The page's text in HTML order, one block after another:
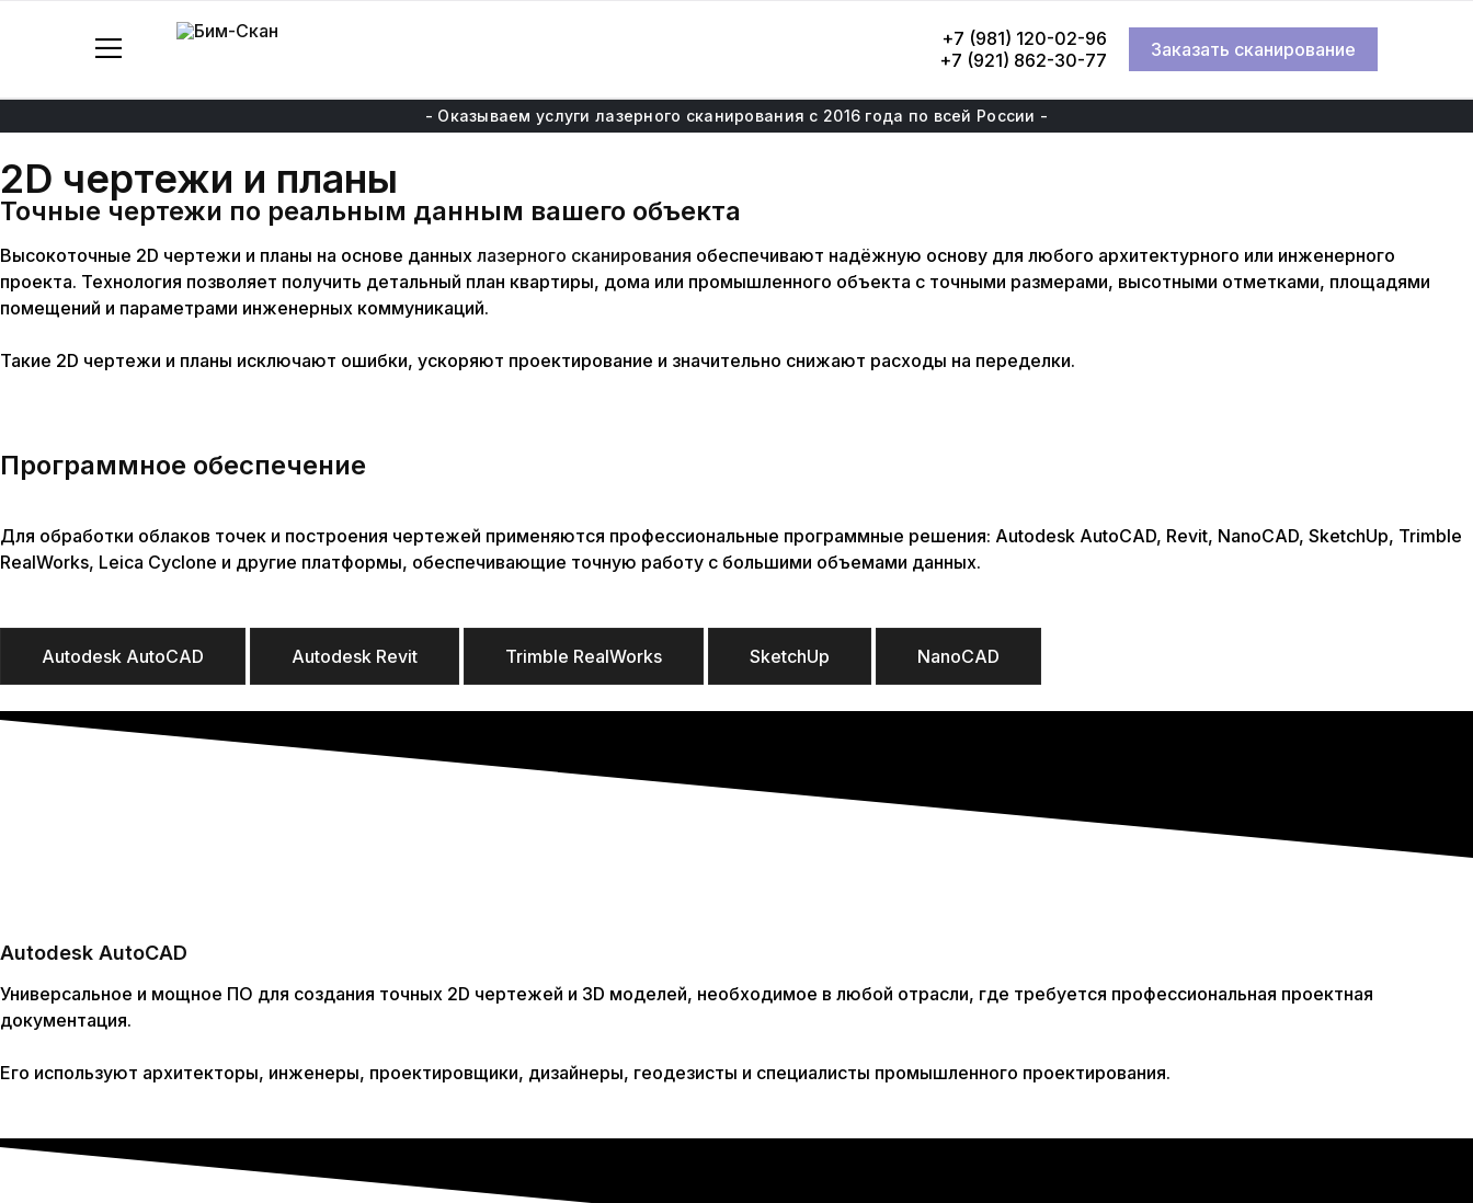
+7 (981) 120-02-96
+7 (921) 862-30-77
Заказать сканирование
- Оказываем услуги лазерного сканирования с 2016 года по всей России -
2D чертежи и планы
Точные чертежи по реальным данным вашего объекта
Высокоточные 2D чертежи и планы на основе данных лазерного сканирования обеспечивают надёжную основу для любого архитектурного или инженерного
проекта. Технология позволяет получить детальный план квартиры, дома или промышленного объекта с точными размерами, высотными отметками, площадями
помещений и параметрами инженерных коммуникаций.
Такие 2D чертежи и планы исключают ошибки, ускоряют проектирование и значительно снижают расходы на переделки.
Программное обеспечение
Для обработки облаков точек и построения чертежей применяются профессиональные программные решения: Autodesk AutoCAD, Revit, NanoCAD, SketchUp, Trimble
RealWorks, Leica Cyclone и другие платформы, обеспечивающие точную работу с большими объемами данных.
Autodesk AutoCAD Autodesk Revit Trimble RealWorks SketchUp NanoCAD
Autodesk AutoCAD
Универсальное и мощное ПО для создания точных 2D чертежей и 3D моделей, необходимое в любой отрасли, где требуется профессиональная проектная
документация.
Его используют архитекторы, инженеры, проектировщики, дизайнеры, геодезисты и специалисты промышленного проектирования.